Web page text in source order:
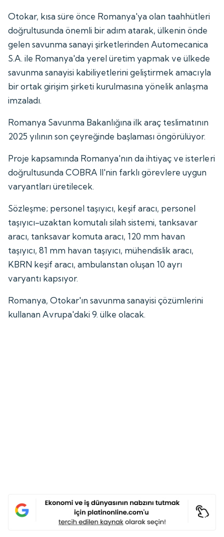
Otokar, kısa süre önce Romanya'ya olan taahhütleri
doğrultusunda önemli bir adım atarak, ülkenin önde
gelen savunma sanayi şirketlerinden Automecanica
S.A. ile Romanya'da yerel üretim yapmak ve ülkede
savunma sanayisi kabiliyetlerini geliştirmek amacıyla
bir ortak girişim şirketi kurulmasına yönelik anlaşma
imzaladı.
Romanya Savunma Bakanlığına ilk araç teslimatının
2025 yılının son çeyreğinde başlaması öngörülüyor.
Proje kapsamında Romanya'nın da ihtiyaç ve isterleri
doğrultusunda COBRA II'nin farklı görevlere uygun
varyantları üretilecek.
Sözleşme; personel taşıyıcı, keşif aracı, personel
taşıyıcı-uzaktan komutalı silah sistemi, tanksavar
aracı, tanksavar komuta aracı, 120 mm havan
taşıyıcı, 81 mm havan taşıyıcı, mühendislik aracı,
KBRN keşif aracı, ambulanstan oluşan 10 ayrı
varyantı kapsıyor.
Romanya, Otokar'ın savunma sanayisi çözümlerini
kullanan Avrupa'daki 9. ülke olacak.